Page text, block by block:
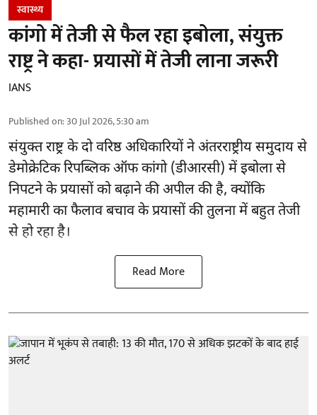
स्वास्थ्य
कांगो में तेजी से फैल रहा इबोला, संयुक्त
राष्ट्र ने कहा- प्रयासों में तेजी लाना जरूरी
IANS
Published on:30 Jul 2026, 5:30 am
संयुक्त राष्ट्र के दो वरिष्ठ अधिकारियों ने अंतरराष्ट्रीय समुदाय से
डेमोक्रेटिक रिपब्लिक ऑफ कांगो (डीआरसी) मेंइबोलासे
निपटने के प्रयासों को बढ़ाने की अपील की है, क्योंकि
महामारी का फैलाव बचाव के प्रयासों की तुलना में बहुत तेजी
से हो रहा है।
Read More